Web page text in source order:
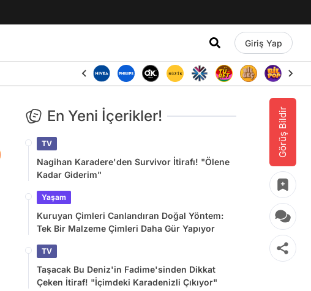
Giriş Yap
Görüş Bildir
En Yeni İçerikler!
TV
Nagihan Karadere'den Survivor İtirafı! "Ölene
Kadar Giderim"
Yaşam
Kuruyan Çimleri Canlandıran Doğal Yöntem:
Tek Bir Malzeme Çimleri Daha Gür Yapıyor
TV
Taşacak Bu Deniz'in Fadime'sinden Dikkat
Çeken İtiraf! "İçimdeki Karadenizli Çıkıyor"